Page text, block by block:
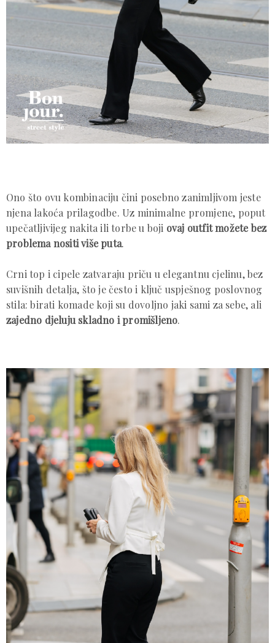
Ono što ovu kombinaciju čini posebno zanimljivom jeste
njena lakoća prilagodbe. Uz minimalne promjene, poput
upečatljivijeg nakita ili torbe u boji ovaj outfit možete bez
problema nositi više puta.
Crni top i cipele zatvaraju priču u elegantnu cjelinu, bez
suvišnih detalja, što je često i ključ uspješnog poslovnog
stila: birati komade koji su dovoljno jaki sami za sebe, ali
zajedno djeluju skladno i promišljeno.